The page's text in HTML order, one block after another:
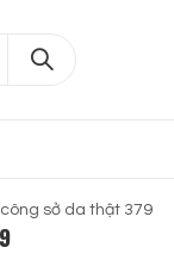
sở da thật 379